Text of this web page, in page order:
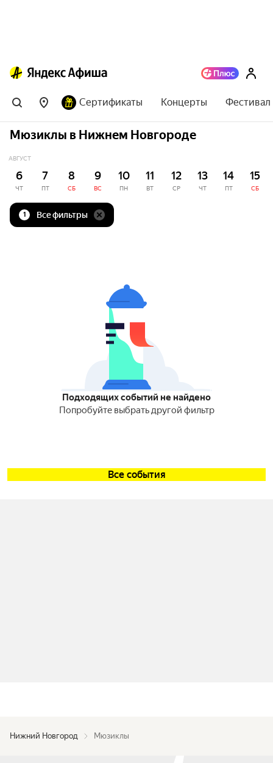
Сертификаты Концерты
Мюзиклы в Нижнем Новгороде
АВГУСТ
6
ЧТ
7
ПТ
8
СБ
9
ВС
10
ПН
11
ВТ
12
СР
13
ЧТ
14
ПТ
15
СБ
1 Все фильтры
Подходящих событий не найдено
Попробуйте выбрать другой фильтр
Все события
Нижний Новгород Мюзиклы